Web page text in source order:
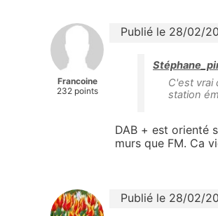
Francoine
232 points
Publié le 28/02/
C'est vrai
station
DAB + est orienté
murs que FM. Ca
Publié le 28/02/